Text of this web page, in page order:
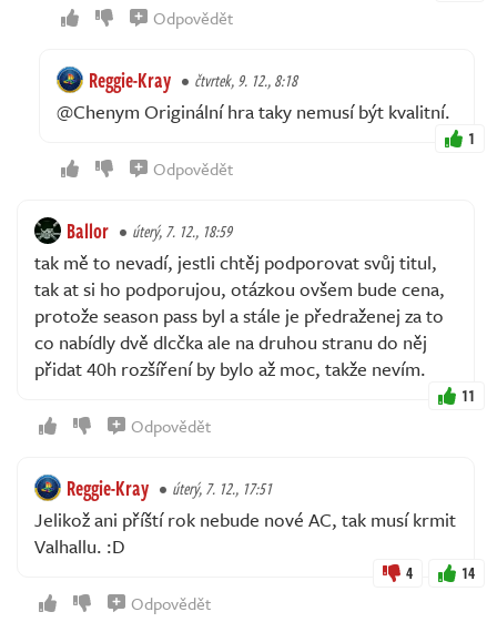
Odpovědět
Reggie-Kray čtvrtek, 9. 12., 8:18
@Chenym Originální hra taky nemusí být kvalitní.
1
Odpovědět
Ballor úterý, 7. 12., 18:59
tak mě to nevadí, jestli chtěj podporovat svůj titul,
tak at si ho podporujou, otázkou ovšem bude cena,
protože season pass byl a stále je předraženej za to
co nabídly dvě dlcčka ale na druhou stranu do něj
přidat 40h rozšíření by bylo až moc, takže nevím.
11
Odpovědět
Reggie-Kray úterý, 7. 12., 17:51
Jelikož ani příští rok nebude nové AC, tak musí krmit
Valhallu. :D
4 14
Odpovědět